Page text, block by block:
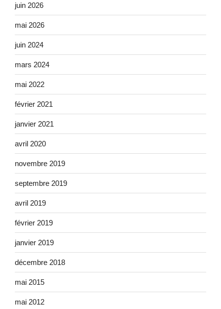
juin 2026
mai 2026
juin 2024
mars 2024
mai 2022
février 2021
janvier 2021
avril 2020
novembre 2019
septembre 2019
avril 2019
février 2019
janvier 2019
décembre 2018
mai 2015
mai 2012